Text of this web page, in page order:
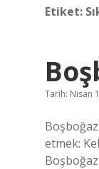
Etiket:
Tarih: Nisan
etmek: